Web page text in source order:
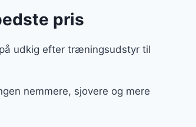
pris
udkig efter træningsudstyr til
nemmere, sjovere og mere